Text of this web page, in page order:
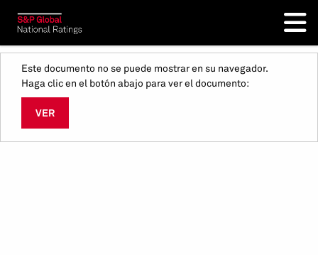
Este documento no se puede mostrar en su navegador.
Haga clic en el botón abajo para ver el documento:
VER